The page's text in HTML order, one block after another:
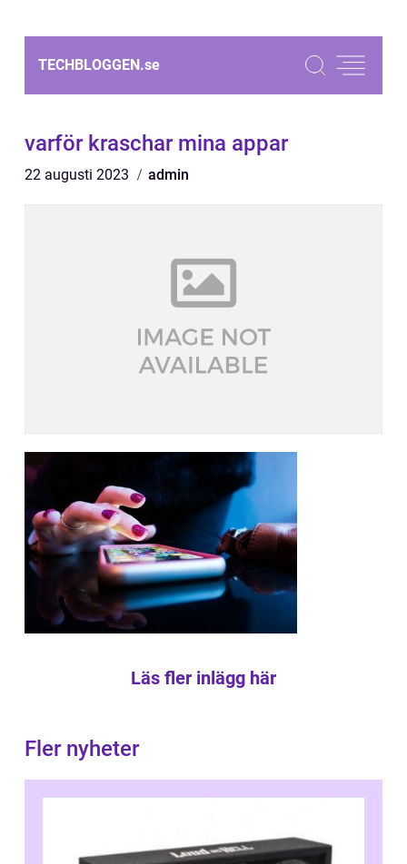
TECHBLOGGEN.se
varför kraschar mina appar
22 augusti 2023 admin
Läs fler inlägg här
Fler nyheter